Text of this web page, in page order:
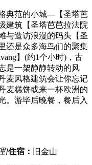
典范的小城—【圣塔芭
建筑【圣塔芭芭拉法院
与造访浪漫的码头【圣
还是众多海鸟们的聚集
】(约1个小时)，古
是一架静静转动的风
麦风格建筑会让你忘记
麦糕饼或来一杯欧洲的
。游毕后晚餐，餐后入
]住宿： 旧金山